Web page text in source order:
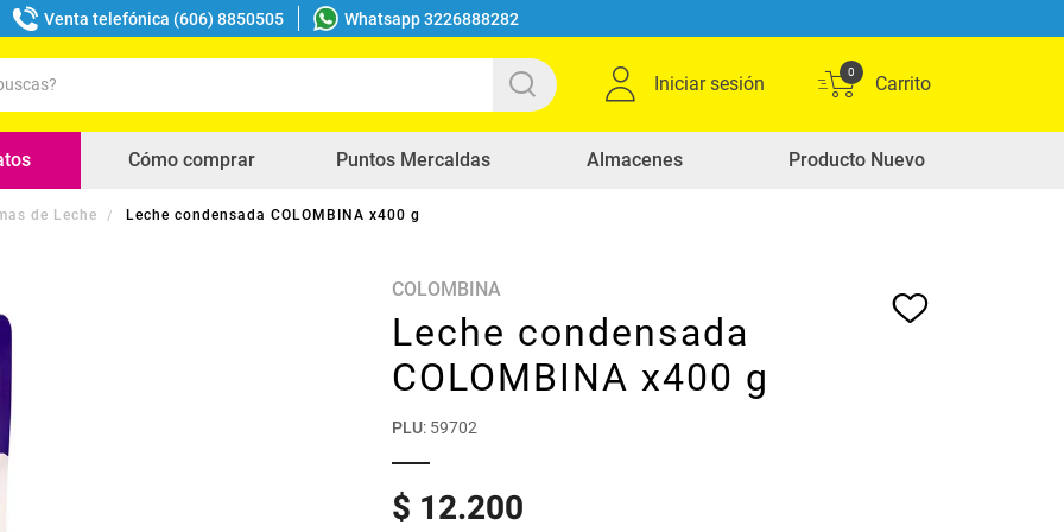
Venta telefónica (606) 8850505 Whatsapp 3226888282
Iniciar sesión
0
Cómo comprar Puntos Mercaldas Almacenes Producto Nuevo
de Leche Leche condensada COLOMBINA x400 g
COLOMBINA
Leche condensada
COLOMBINA x400 g
PLU: 59702
$ 12.200
buscados